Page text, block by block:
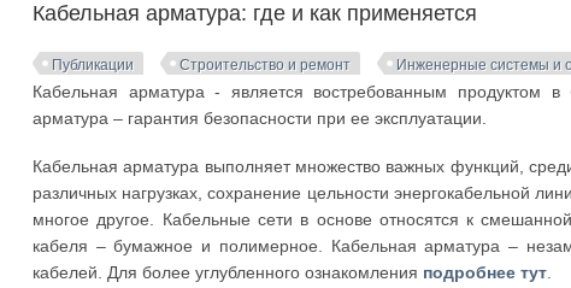
Кабельная арматура: где и как применяется
Публикации Строительство и ремонт Инженерные системы и
Кабельная арматура - является востребованным продуктом
арматура – гарантия безопасности при ее эксплуатации.
Кабельная арматура выполняет множество важных функций,
различных нагрузках, сохранение цельности энергокабельной
многое другое. Кабельные сети в основе относятся к
кабеля – бумажное и полимерное. Кабельная арматура –
кабелей. Для более углубленного ознакомления подробнее тут